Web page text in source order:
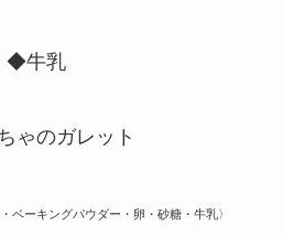
◆牛乳
ゃのガレット
ベーキングパウダー・卵・砂糖・牛乳〉